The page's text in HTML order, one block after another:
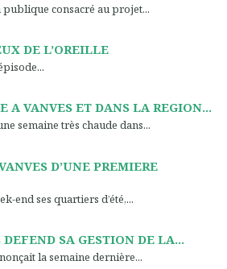
consacré au projet...
DE L’OREILLE
A VANVES ET DANS LA REGION...
semaine très chaude dans...
D’UNE PREMIERE
end ses quartiers d’été,...
SA GESTION DE LA...
la semaine dernière...